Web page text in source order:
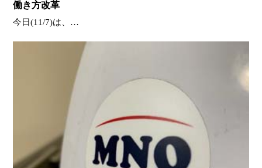
働き方改革
今日(11/7)は、…